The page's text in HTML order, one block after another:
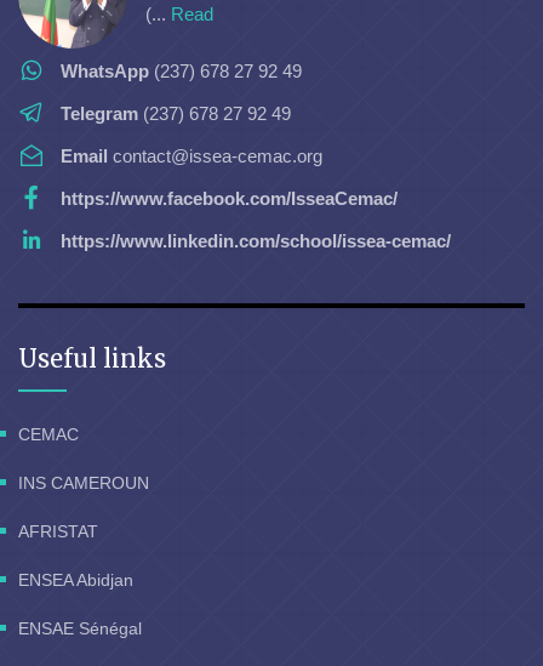
(... Read
WhatsApp (237) 678 27 92 49
Telegram (237) 678 27 92 49
Email contact@issea-cemac.org
https://www.facebook.com/IsseaCemac/
https://www.linkedin.com/school/issea-cemac/
Useful links
CEMAC
INS CAMEROUN
AFRISTAT
ENSEA Abidjan
ENSAE Sénégal